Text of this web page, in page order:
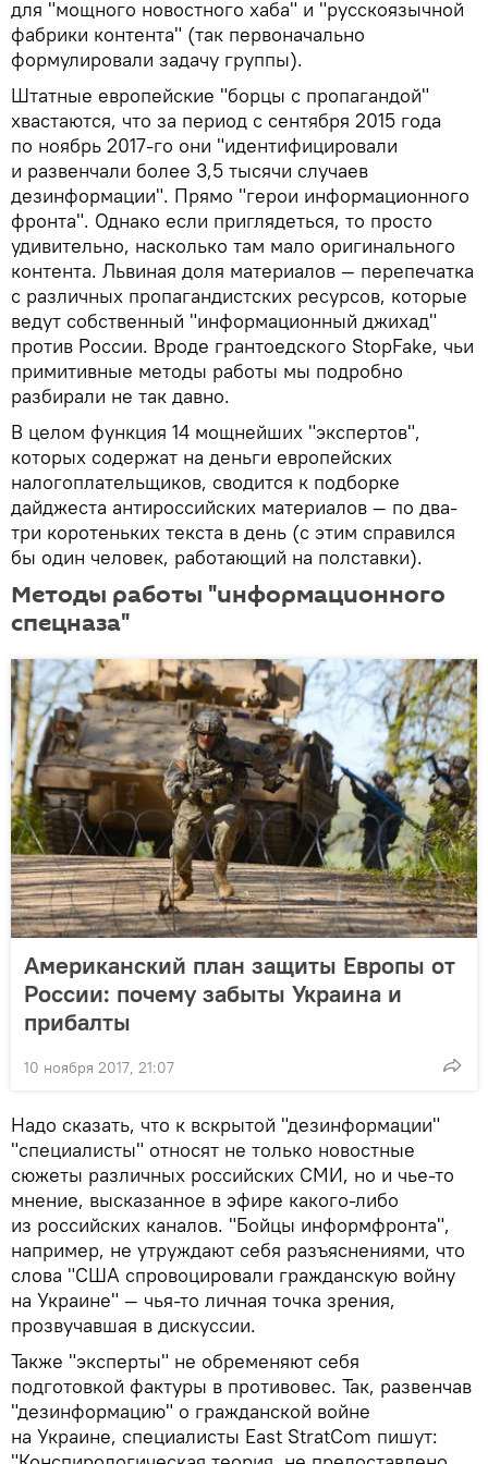
для "мощного новостного хаба" и "русскоязычной
фабрики контента" (так первоначально
формулировали задачу группы).
Штатные европейские "борцы с пропагандой"
хвастаются, что за период с сентября 2015 года
по ноябрь 2017-го они "идентифицировали
и развенчали более 3,5 тысячи случаев
дезинформации". Прямо "герои информационного
фронта". Однако если приглядеться, то просто
удивительно, насколько там мало оригинального
контента. Львиная доля материалов — перепечатка
с различных пропагандистских ресурсов, которые
ведут собственный "информационный джихад"
против России. Вроде грантоедского StopFake, чьи
примитивные методы работы мы подробно
разбирали не так давно.
В целом функция 14 мощнейших "экспертов",
которых содержат на деньги европейских
налогоплательщиков, сводится к подборке
дайджеста антироссийских материалов — по два-
три коротеньких текста в день (с этим справился
бы один человек, работающий на полставки).
Методы работы "информационного
спецназа"
Американский план защиты Европы от
России: почему забыты Украина и
прибалты
10 ноября 2017, 21:07
Надо сказать, что к вскрытой "дезинформации"
"специалисты" относят не только новостные
сюжеты различных российских СМИ, но и чье-то
мнение, высказанное в эфире какого-либо
из российских каналов. "Бойцы информфронта",
например, не утруждают себя разъяснениями, что
слова "США спровоцировали гражданскую войну
на Украине" — чья-то личная точка зрения,
прозвучавшая в дискуссии.
Также "эксперты" не обременяют себя
подготовкой фактуры в противовес. Так, развенчав
"дезинформацию" о гражданской войне
на Украине, специалисты East StratCom пишут: